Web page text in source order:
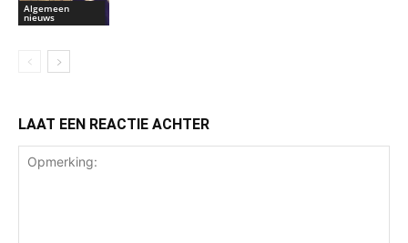
Algemeen
nieuws
LAAT EEN REACTIE ACHTER